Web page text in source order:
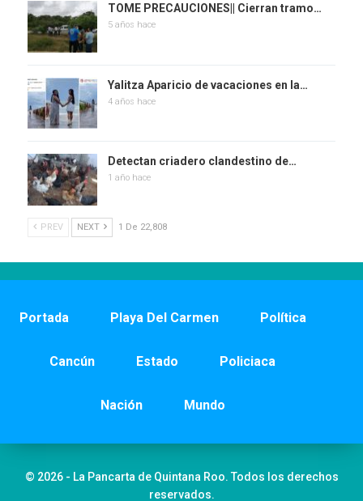
TOME PRECAUCIONES|| Cierran tramo…
5 años hace
Yalitza Aparicio de vacaciones en la…
4 años hace
Detectan criadero clandestino de…
1 año hace
PREV NEXT 1 De 22,808
Portada Playa Del Carmen Política
Cancún Estado Policiaca
Nación Mundo
© 2026 - La Pancarta de Quintana Roo. Todos los derechos
reservados.